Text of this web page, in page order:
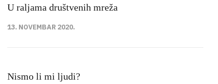
U raljama društvenih mreža
13. NOVEMBAR 2020.
Nismo li mi ljudi?